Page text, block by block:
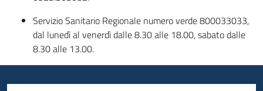
Servizio Sanitario Regionale numero verde 800033033,
dal lunedì al venerdì dalle 8.30 alle 18.00, sabato dalle
8.30 alle 13.00.